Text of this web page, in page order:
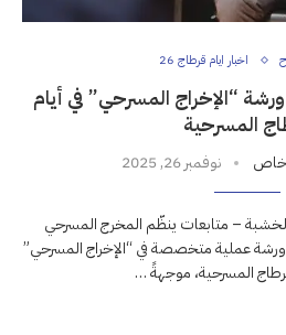
اخبار ايام قرطاج 26
“الإخراج المسرحي” في أيام
المسرحية
خاص نوفمبر 26, 2025
– متابعات ينظّم المخرج المسرحي
ورشة عملية متخصصة في “الإخراج المسرحي”